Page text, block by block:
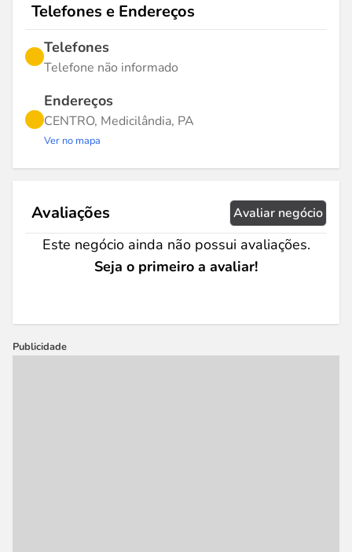
Telefones e Endereços
Telefones
Telefone não informado
Endereços
CENTRO, Medicilândia, PA
Ver no mapa
Avaliações Avaliar negócio
Este negócio ainda não possui avaliações.
Seja o primeiro a avaliar!
Publicidade